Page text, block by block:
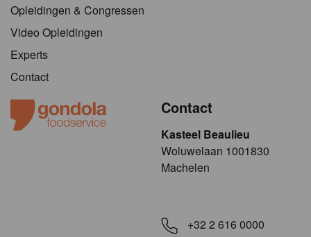
Opleidingen & Congressen
Video Opleidingen
Experts
Contact
Contact
Kasteel Beaulieu
​​​Woluwelaan 1001830
Machelen
+32 2 616 0000